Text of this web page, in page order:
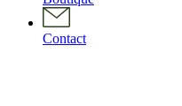
Contact